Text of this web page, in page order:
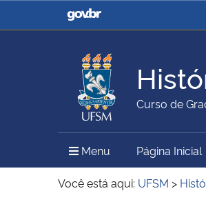
Casa Civil
Ministério da Agricultura,
Pecuária e Abastecimento
Ministério do Meio Ambiente
Curso de
Menu Menu Principal
Página Inicial
Você está aqui: UFSM >